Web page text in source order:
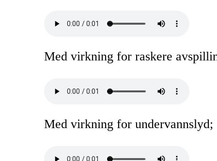
Med virkning for raskere
Med virkning for undervannslyd;